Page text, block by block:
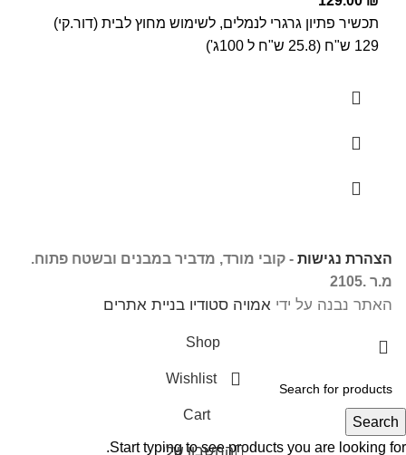
תכשיר פתיון גרגרי לנמלים, לשימוש מחוץ לבית (דור.קי)
129 ש"ח (25.8 ש"ח ל 100ג')
הצהרת נגישות - קובי מורד, מדביר במבנים ובשטח פתוח.
מ.ר .2105
האתר נבנה על ידי אמויה סטודיו בניית אתרים
Search
Start typing to see products you are looking for.
Shop
Wishlist
Cart
החשבון שלי